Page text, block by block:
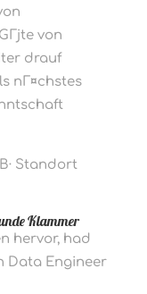
von
drauf
nГ¤chstes
Standort
Klammer
hervor, had
Data Engineer